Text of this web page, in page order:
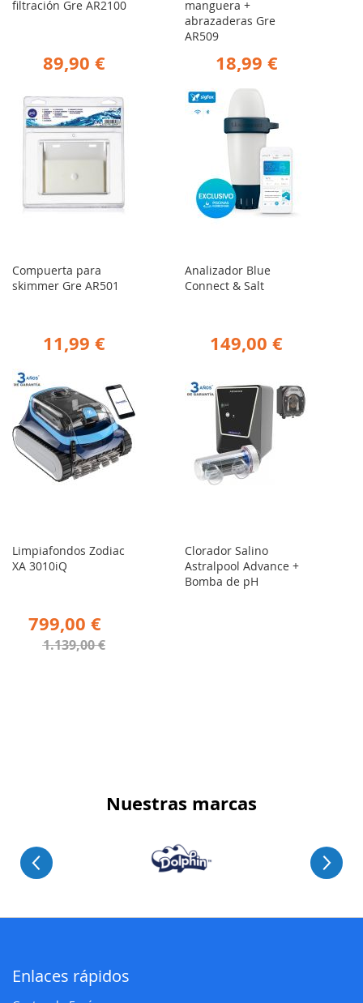
filtración Gre AR2100
89,90 €
manguera +
abrazaderas Gre
AR509
18,99 €
Compuerta para
skimmer Gre AR501
11,99 €
Analizador Blue
Connect & Salt
149,00 €
Limpiafondos Zodiac
XA 3010iQ
799,00 €
1.139,00 €
Clorador Salino
Astralpool Advance +
Bomba de pH
Nuestras marcas
Enlaces rápidos